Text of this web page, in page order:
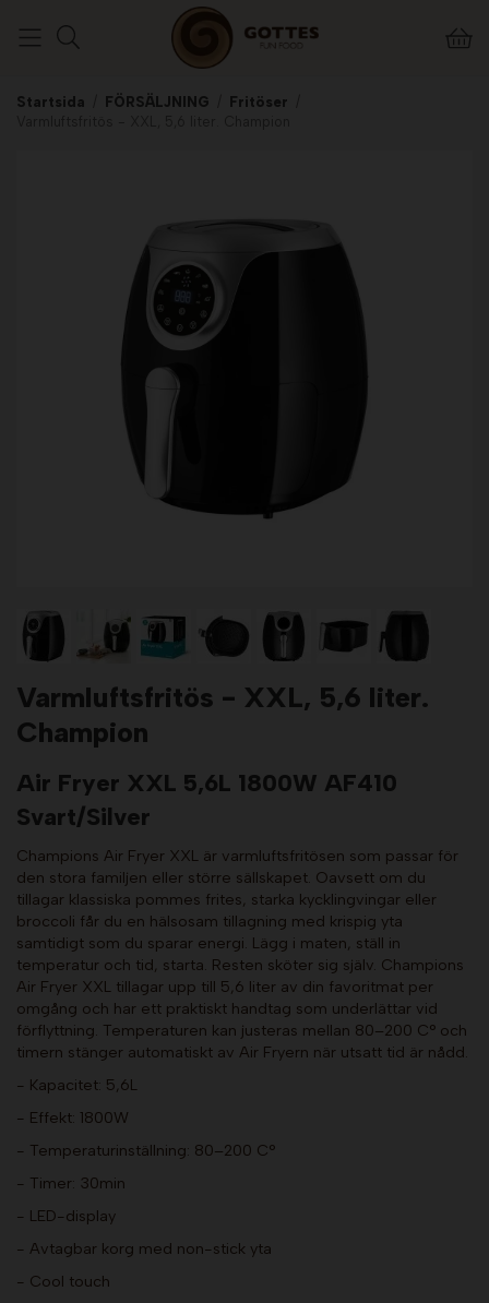
Startsida FÖRSÄLJNING Fritöser
Varmluftsfritös - XXL, 5,6 liter.
Champion
Air Fryer XXL 5,6L 1800W AF410
Svart/Silver
Champions Air Fryer XXL är varmluftsfritösen som passar för
den stora familjen eller större sällskapet. Oavsett om du
tillagar klassiska pommes frites, starka kycklingvingar eller
broccoli får du en hälsosam tillagning med krispig yta
samtidigt som du sparar energi. Lägg i maten, ställ in
temperatur och tid, starta. Resten sköter sig själv. Champions
Air Fryer XXL tillagar upp till 5,6 liter av din favoritmat per
omgång och har ett praktiskt handtag som underlättar vid
förflyttning. Temperaturen kan justeras mellan 80–200 C° och
timern stänger automatiskt av Air Fryern när utsatt tid är nådd.
- Kapacitet: 5,6L
- Effekt: 1800W
- Temperaturinställning: 80–200 C°
- Timer: 30min
- LED-display
- Avtagbar korg med non-stick yta
- Cool touch